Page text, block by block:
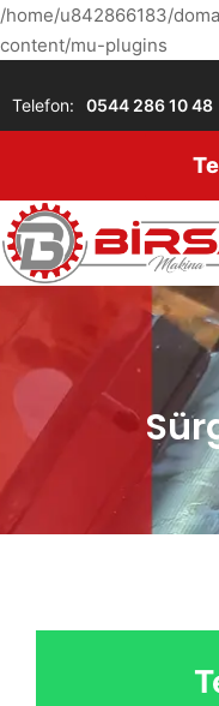
/home/u842866183/
content/mu-plugins
Telefon: 0544 286 10 48